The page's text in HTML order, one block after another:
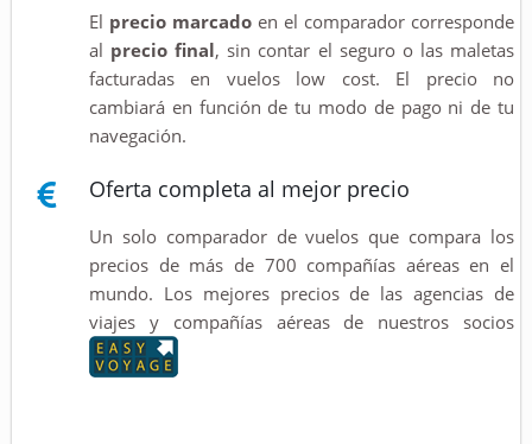
El precio marcado en el comparador corresponde
al precio final, sin contar el seguro o las maletas
facturadas en vuelos low cost. El precio no
cambiará en función de tu modo de pago ni de tu
navegación.
Oferta completa al mejor precio
Un solo comparador de vuelos que compara los
precios de más de 700 compañías aéreas en el
mundo. Los mejores precios de las agencias de
viajes y compañías aéreas de nuestros socios